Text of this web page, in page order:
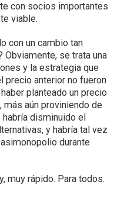
con socios importantes
viable.
con un cambio tan
se trata una
y la estrategia que
precio anterior no fueron
planteado un precio
aún proviniendo de
habría disminuido el
y habría tal vez
durante
muy rápido. Para todos.